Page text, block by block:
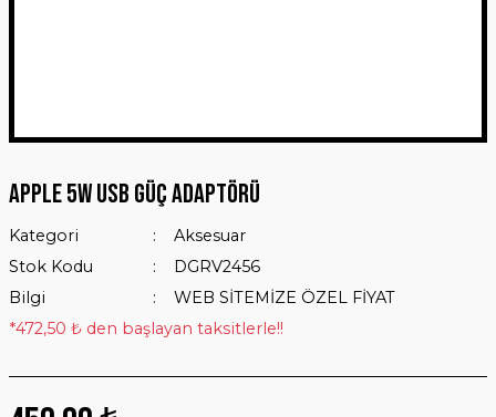
APPLE 5W USB GÜÇ ADAPTÖRÜ
Kategori
Aksesuar
Stok Kodu
DGRV2456
Bilgi
WEB SİTEMİZE ÖZEL FİYAT
*472,50 ₺ den başlayan taksitlerle!!